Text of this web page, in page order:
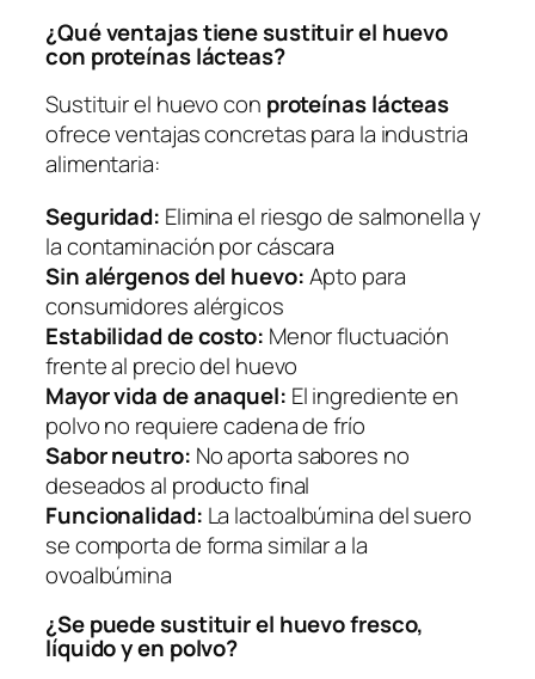
¿Qué ventajas tiene sustituir el huevo
con proteínas lácteas?
Sustituir el huevo con proteínas lácteas
ofrece ventajas concretas para la industria
alimentaria:
Seguridad: Elimina el riesgo de salmonella y
la contaminación por cáscara
Sin alérgenos del huevo:Apto para
consumidores alérgicos
Estabilidad de costo: Menor fluctuación
frente al precio del huevo
Mayor vida de anaquel: El ingrediente en
polvo no requiere cadena de frío
Sabor neutro: No aporta sabores no
deseados al producto final
Funcionalidad: La lactoalbúmina del suero
se comporta de forma similar a la
ovoalbúmina
¿Se puede sustituir el huevo fresco,
líquido y en polvo?